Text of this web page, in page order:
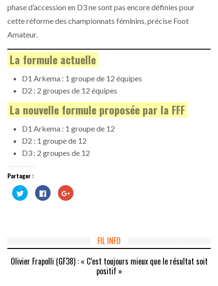
phase d’accession en D3 ne sont pas encore définies pour
cette réforme des championnats féminins, précise Foot
Amateur.
La formule actuelle
D1 Arkema : 1 groupe de 12 équipes
D2 : 2 groupes de 12 équipes
La nouvelle formule proposée par la FFF
D1 Arkema : 1 groupe de 12
D2 : 1 groupe de 12
D3 : 2 groupes de 12
Partager :
Cliquez
pour
partager
fenêtre)
Cliquez
pour
partager
fenêtre)
Cliquez
pour
nouvelle
fenêtre)
FIL INFO
Olivier Frapolli (GF38) : « C’est toujours mieux que le résultat soit
positif »